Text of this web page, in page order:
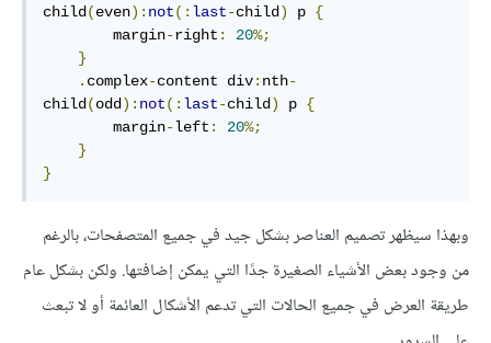
child (even): not(: last-child ) p {
        margin
-right : 20%;
}
. complex-content div: nth-
child (odd ): not(: last-child ) p {
        margin
-left : 20%;
}
}
وبهذا سيظهر تصميم العناصر بشكل جيد في جميع المتصفحات، بالرغم
من وجود بعض الأشياء الصغيرة جدًا التي يمكن إضافتها. ولكن بشكل عام
طريقة العرض في جميع الحالات التي تدعم الأشكال العائمة أو لا تبعث